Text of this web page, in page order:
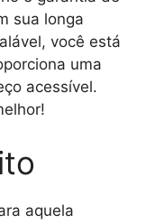
sua longa
você está
uma
acessível.
aquela